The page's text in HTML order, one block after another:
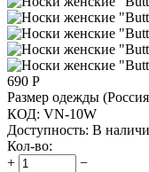
690 Р
Размер одежды
КОД: VN-10W
Доступность: В
Кол-во:
+
−